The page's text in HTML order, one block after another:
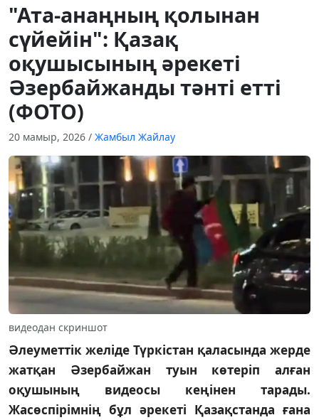
"Ата-анаңның қолынан
сүйейін": Қазақ
оқушысының әрекеті
Әзербайжанды тәнті етті
(ФОТО)
20 мамыр, 2026 / Жамбыл Жайлау
видеодан скриншот
Әлеуметтік желіде Түркістан қаласында жерде
жатқан Әзербайжан туын көтеріп алған
оқушының видеосы кеңінен тарады.
Жасөспірімнің бұл әрекеті Қазақстанда ғана